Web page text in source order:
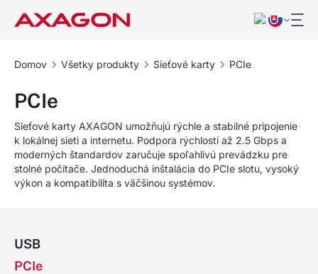
Domov Všetky produkty Sieťové karty PCIe
PCIe
Sieťové karty AXAGON umožňujú rýchle a stabilné pripojenie
k lokálnej sieti a internetu. Podpora rýchlostí až 2.5 Gbps a
moderných štandardov zaručuje spoľahlivú prevádzku pre
stolné počítače. Jednoduchá inštalácia do PCIe slotu, vysoký
výkon a kompatibilita s väčšinou systémov.
USB
PCIe